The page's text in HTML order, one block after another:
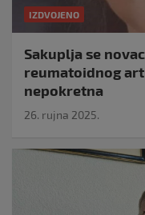
IZDVOJENO
Sakuplja se
reumatoidnog
nepokretna
26. rujna 2025.